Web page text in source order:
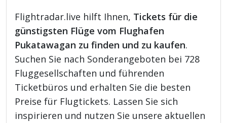
Flightradar.live hilft Ihnen, Tickets für die
günstigsten Flüge vom Flughafen
Pukatawagan zu finden und zu kaufen.
Suchen Sie nach Sonderangeboten bei 728
Fluggesellschaften und führenden
Ticketbüros und erhalten Sie die besten
Preise für Flugtickets. Lassen Sie sich
inspirieren und nutzen Sie unsere aktuellen